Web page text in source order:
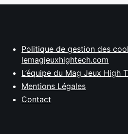
Politique de gestion des
lemagjeuxhightech.com
L’équipe du Mag Jeux High
Mentions Légales
Contact